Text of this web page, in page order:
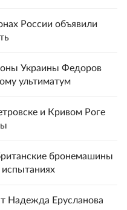
России объявили
Украины Федоров
ультиматум
и Кривом Роге
бронемашины
Надежда Ерусланова